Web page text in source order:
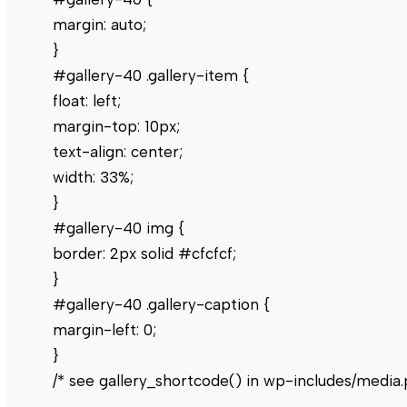
margin: auto;
}
#gallery-40 .gallery-item {
float: left;
margin-top: 10px;
text-align: center;
width: 33%;
}
#gallery-40 img {
border: 2px solid #cfcfcf;
}
#gallery-40 .gallery-caption {
margin-left: 0;
}
/* see gallery_shortcode() in wp-includes/